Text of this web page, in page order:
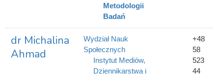
Metodologii
Badań
dr Michalina
Ahmad
+48
58
523
44
Wydział Nauk
Społecznych
Instytut Mediów,
Dziennikarstwa i